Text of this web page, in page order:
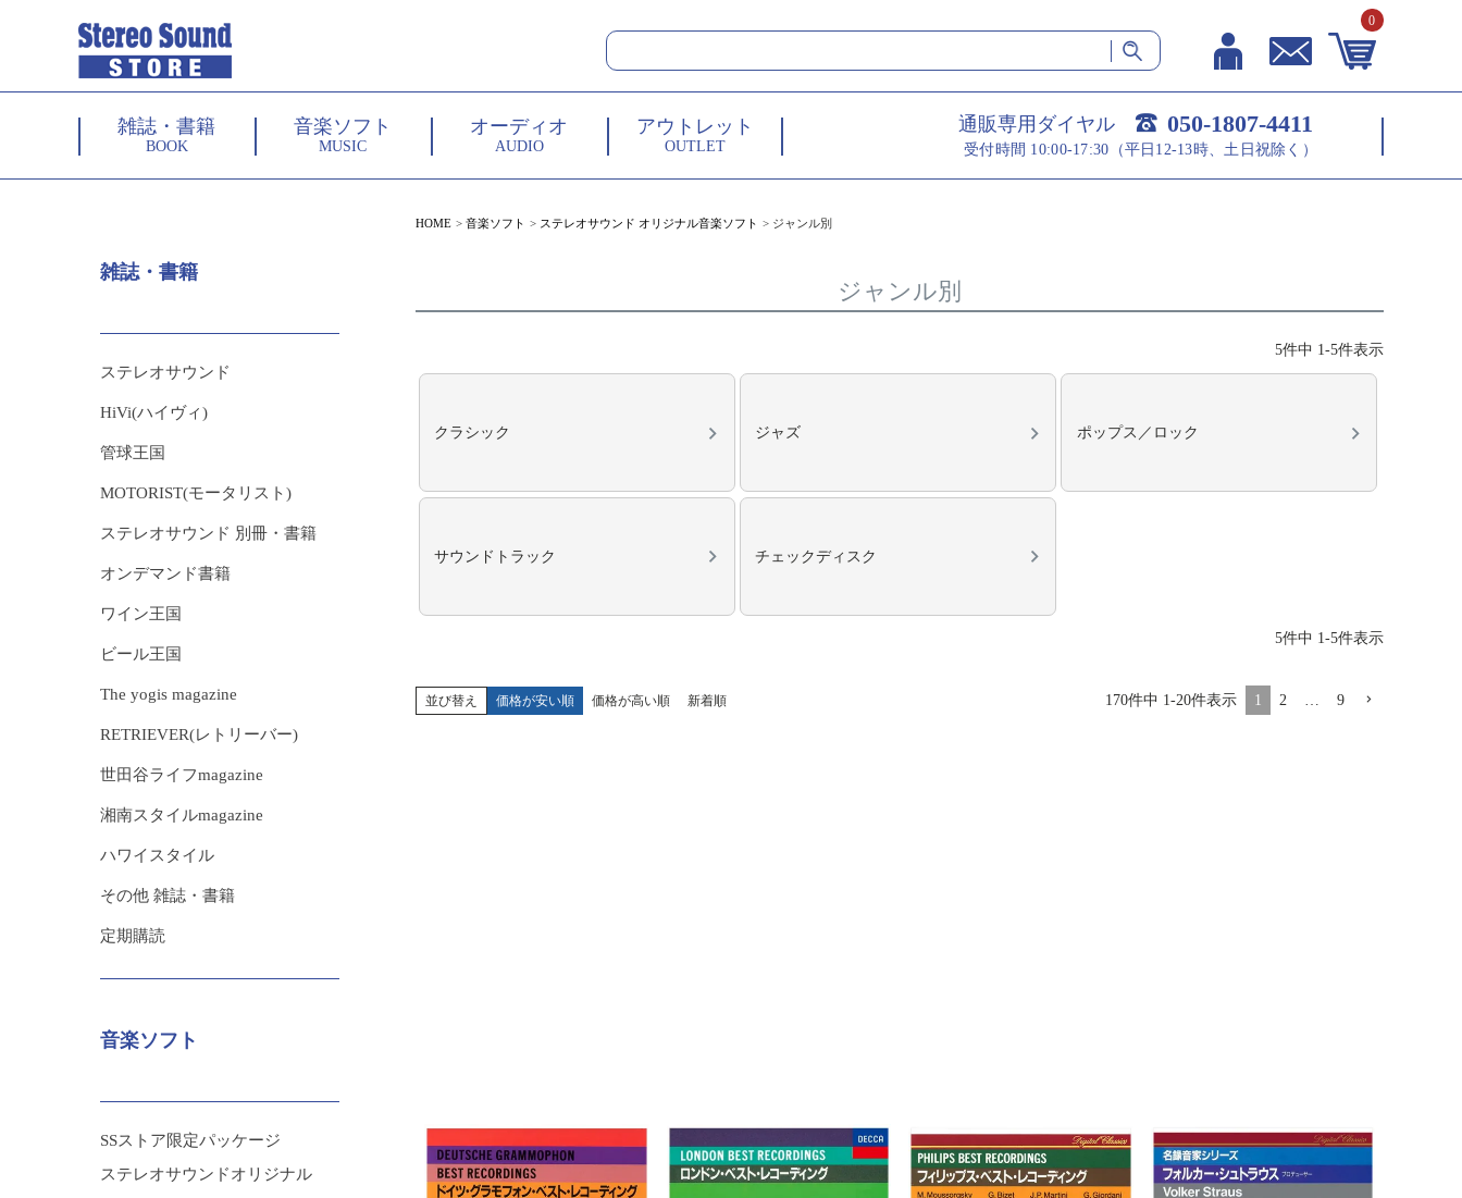
0
雑誌・書籍
BOOK
音楽ソフト
MUSIC
オーディオ
AUDIO
アウトレット
OUTLET
通販専用ダイヤル 050-1807-4411
受付時間 10:00-17:30（平日12-13時、土日祝除く）
雑誌・書籍
ステレオサウンド
HiVi(ハイヴィ)
管球王国
MOTORIST(モータリスト)
ステレオサウンド 別冊・書籍
オンデマンド書籍
ワイン王国
ビール王国
The yogis magazine
RETRIEVER(レトリーバー)
世田谷ライフmagazine
湘南スタイルmagazine
ハワイスタイル
その他 雑誌・書籍
定期購読
音楽ソフト
SSストア限定パッケージ
ステレオサウンドオリジナル
HOME 音楽ソフト ステレオサウンド オリジナル音楽ソフト ジャンル別
ジャンル別
5件中 1-5件表示
クラシック ジャズ ポップス／ロック
サウンドトラック チェックディスク
5件中 1-5件表示
並び替え 価格が安い順 価格が高い順 新着順 170件中 1-20件表示 1 2 … 9